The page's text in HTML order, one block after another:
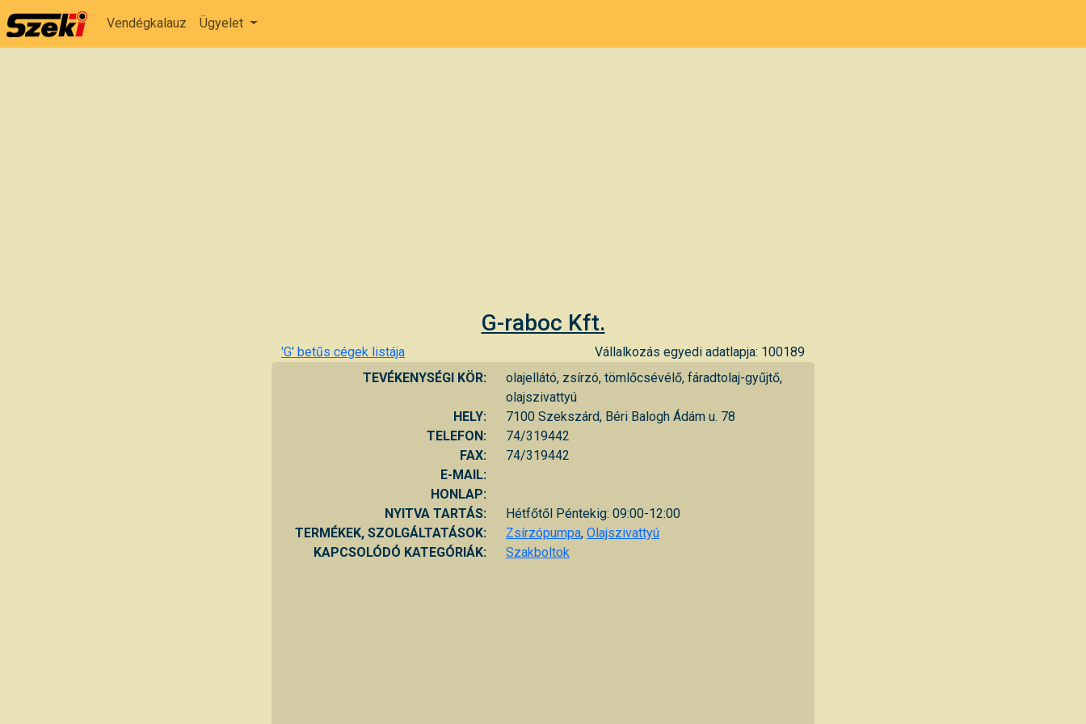
Vendégkalauz Ügyelet
G-raboc Kft.
'G' betűs cégek listája
Vállalkozás egyedi adatlapja: 100189
TEVÉKENYSÉGI KÖR:
olajellátó, zsírzó, tömlőcsévélő, fáradtolaj-gyűjtő,
olajszivattyú
HELY:
7100 Szekszárd, Béri Balogh Ádám u. 78
TELEFON:
74/319442
FAX:
74/319442
E-MAIL:
HONLAP:
NYITVA TARTÁS:
Hétfőtől Péntekig: 09:00-12:00
TERMÉKEK, SZOLGÁLTATÁSOK:
Zsírzópumpa, Olajszivattyú
KAPCSOLÓDÓ KATEGÓRIÁK:
Szakboltok